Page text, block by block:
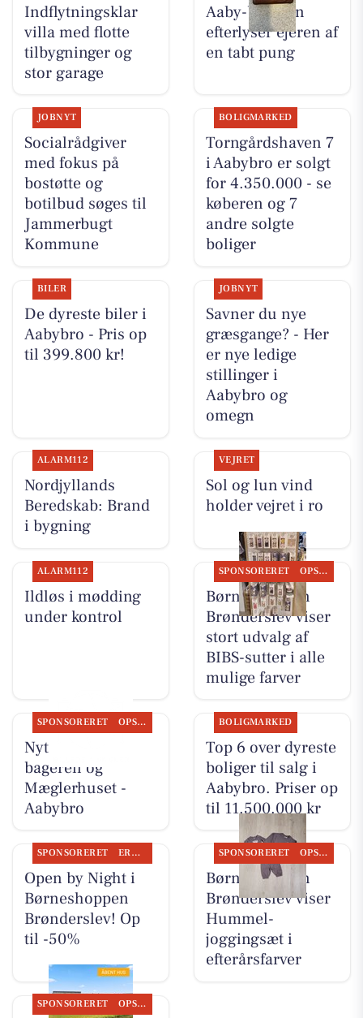
Indflytningsklar
villa med flotte
tilbygninger og
stor garage
Aaby-bageren
efterlyser ejeren af
en tabt pung
JOBNYT
Socialrådgiver
med fokus på
bostøtte og
botilbud søges til
Jammerbugt
Kommune
BOLIGMARKED
Torngårdshaven 7
i Aabybro er solgt
for 4.350.000 - se
køberen og 7
andre solgte
boliger
BILER
De dyreste biler i
Aabybro - Pris op
til 399.800 kr!
JOBNYT
Savner du nye
græsgange? - Her
er nye ledige
stillinger i
Aabybro og
omegn
ALARM112
Nordjyllands
Beredskab: Brand
i bygning
VEJRET
Sol og lun vind
holder vejret i ro
ALARM112
Ildløs i mødding
under kontrol
SPONSORERET OPSLAGSTAVLEN
Børneshoppen
Brønderslev viser
stort udvalg af
BIBS-sutter i alle
mulige farver
SPONSORERET OPSLAGSTAVLEN
Nyt fra Aaby-
bageren og
Mæglerhuset -
Aabybro
BOLIGMARKED
Top 6 over dyreste
boliger til salg i
Aabybro. Priser op
til 11.500.000 kr
SPONSORERET ERHVERV
Open by Night i
Børneshoppen
Brønderslev! Op
til -50%
SPONSORERET OPSLAGSTAVLEN
Børneshoppen
Brønderslev viser
Hummel-
joggingsæt i
efterårsfarver
SPONSORERET OPSLAGSTAVLEN